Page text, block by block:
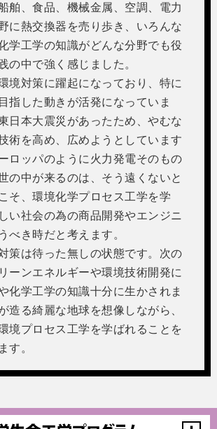
舶、食品、機械金属、空調、電力
に熱交換器を売り歩き、いろんな
学工学の知識がどんな分野でも役
の中で強く感じました。
境対策に躍起になっており、特に
指した動きが活発になっていま
日本大震災があったため、やむな
術を高め、広めようとしています
ロッパのように火力発電そのもの
の中が来るのは、そう遠くないと
そ、環境化学プロセス工学を学
い社会の為の商品開発やエンジニ
べき時だと考えます。
策は待った無しの状態です。次の
ーンエネルギーや環境技術開発に
化学工学の知識十分に生かされま
造る綺麗な地球を想像しながら、
境プロセス工学を学ばれることを
す。